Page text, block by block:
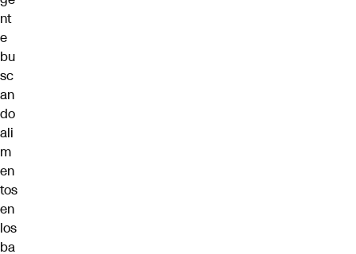
nt
e
bu
sc
an
do
ali
m
en
tos
en
los
ba